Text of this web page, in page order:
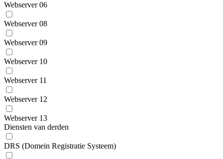
Webserver 06
Webserver 08
Webserver 09
Webserver 10
Webserver 11
Webserver 12
Webserver 13
Diensten van derden
DRS (Domein Registratie Systeem)